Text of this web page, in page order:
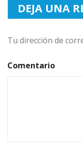
DEJA UNA
Tu dirección de
Comentario